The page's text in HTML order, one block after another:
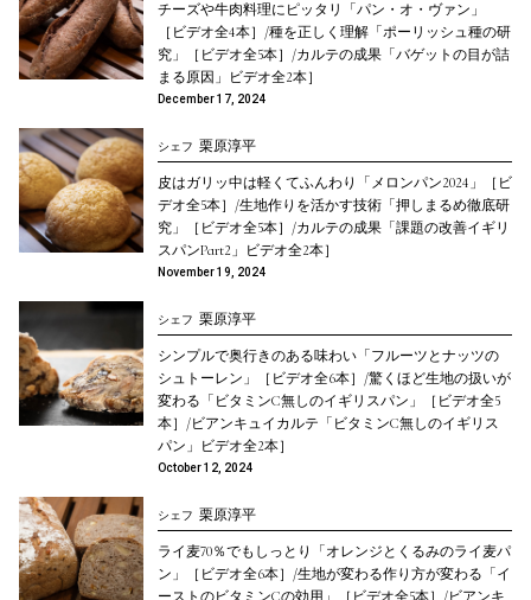
チーズや牛肉料理にピッタリ「パン・オ・ヴァン」
［ビデオ全4本］/種を正しく理解「ポーリッシュ種の研
究」［ビデオ全5本］/カルテの成果「バゲットの目が詰
まる原因」ビデオ全2本］
December 17, 2024
シェフ 栗原淳平
皮はガリッ中は軽くてふんわり「メロンパン2024」［ビ
デオ全5本］/生地作りを活かす技術「押しまるめ徹底研
究」［ビデオ全5本］/カルテの成果「課題の改善イギリ
スパンPart2」ビデオ全2本］
November 19, 2024
シェフ 栗原淳平
シンプルで奥行きのある味わい「フルーツとナッツの
シュトーレン」［ビデオ全6本］/驚くほど生地の扱いが
変わる「ビタミンC無しのイギリスパン」［ビデオ全5
本］/ビアンキュイカルテ「ビタミンC無しのイギリス
パン」ビデオ全2本］
October 12, 2024
シェフ 栗原淳平
ライ麦70％でもしっとり「オレンジとくるみのライ麦パ
ン」［ビデオ全6本］/生地が変わる作り方が変わる「イ
ーストのビタミンCの効用」［ビデオ全5本］/ビアンキ